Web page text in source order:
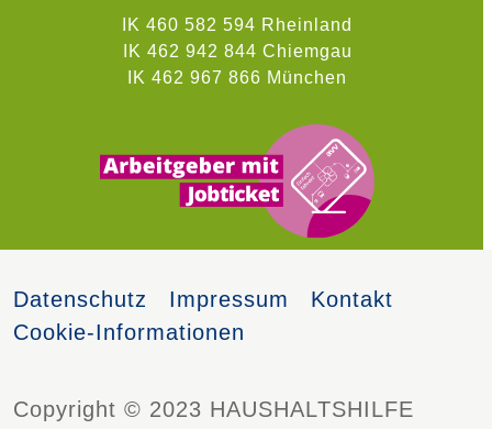
IK 460 582 594 Rheinland
IK 462 942 844 Chiemgau
IK 462 967 866 München
Datenschutz Impressum
Kontakt
Cookie-Informationen
Copyright © 2023 HAUSHALTSHILFE